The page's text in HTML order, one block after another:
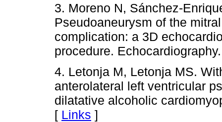
3. Moreno N, Sánchez-
Pseudoaneurysm of the
complication: a 3D
procedure.
4. Letonja M, Letonja MS.
anterolateral left ventricular
dilatative alcoholic
[ Links ]